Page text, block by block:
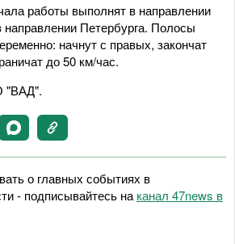
работы выполнят в направлении
Петербурга. Полосы
начнут с правых, закончат
до 50 км/час.
"ВАД".
о главных событиях в
- подписывайтесь на канал 47news в